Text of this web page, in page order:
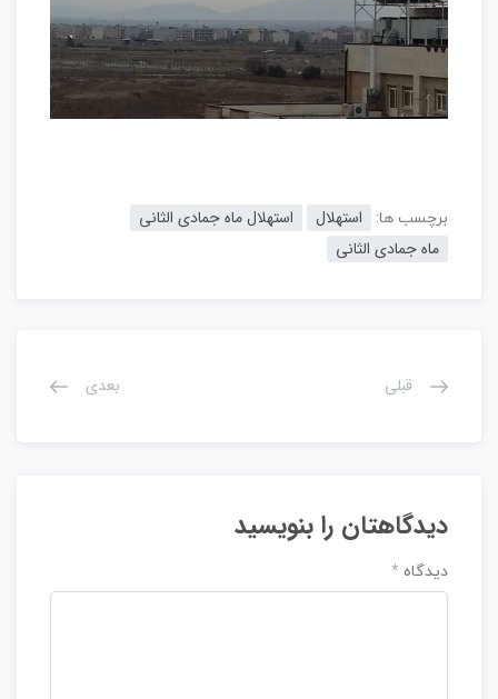
برچسب ها: استهلال
استهلال ماه جمادی الثانی
ماه جمادی الثانی
قبلی بعدی
دیدگاهتان را بنویسید
دیدگاه *